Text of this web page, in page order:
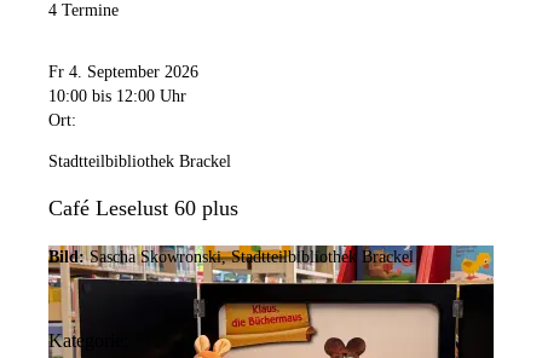
4 Termine
Fr 4. September 2026
10:00 bis 12:00 Uhr
Ort:
Stadtteilbibliothek Brackel
Café Leselust 60 plus
Bild: Sascha Skowronski, Stadtteilbibliothek Brackel
Kategorie: